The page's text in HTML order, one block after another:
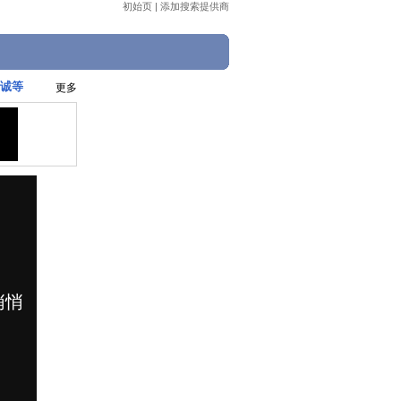
初始页 | 添加搜索提供商
等 更多